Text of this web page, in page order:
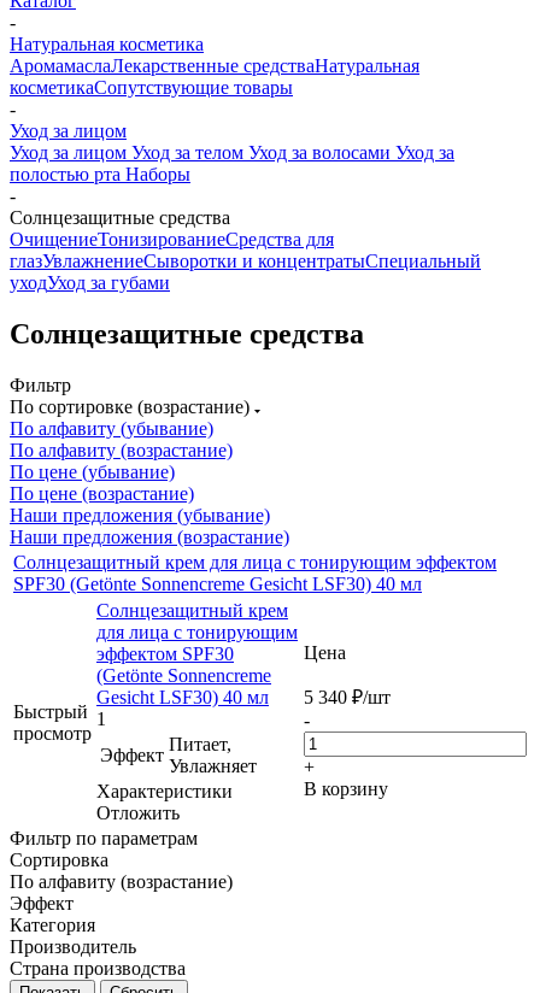
-
Натуральная косметика
АромамаслаЛекарственные средстваНатуральная
косметикаСопутствующие товары
-
Уход за лицом
Уход за лицом Уход за телом Уход за волосами Уход за
полостью рта Наборы
-
Солнцезащитные средства
ОчищениеТонизированиеСредства для
глазУвлажнениеСыворотки и концентратыСпециальный
уходУход за губами
Солнцезащитные средства
Фильтр
По сортировке (возрастание)
По алфавиту (убывание)
По алфавиту (возрастание)
По цене (убывание)
По цене (возрастание)
Наши предложения (убывание)
Наши предложения (возрастание)
Солнцезащитный крем для лица с тонирующим эффектом
SPF30 (Getönte Sonnencreme Gesicht LSF30) 40 мл
Быстрый
просмотр
Солнцезащитный крем
для лица с тонирующим
эффектом SPF30
(Getönte Sonnencreme
Gesicht LSF30) 40 мл
1
Эффект
Питает,
Увлажняет
Характеристики
Отложить
Цена
5 340 ₽/шт
-
+
В корзину
Фильтр по параметрам
Сортировка
По алфавиту (возрастание)
Эффект
Категория
Производитель
Страна производства